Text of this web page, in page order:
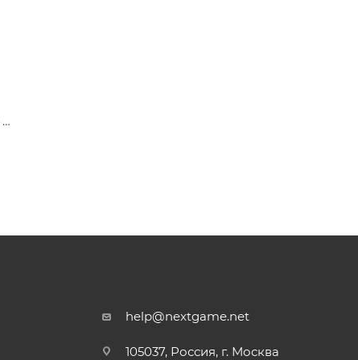
help@nextgame.net
105037, Россия, г. Москва